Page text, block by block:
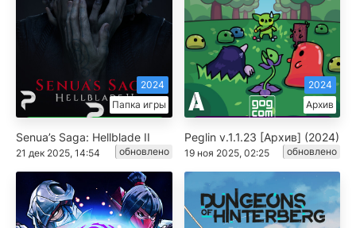
Папка игры
2024
Senua’s Saga: Hellblade II
21 дек 2025, 14:54 обновлено
Архив
2024
Peglin v.1.1.23 [Архив] (2024)
19 ноя 2025, 02:25 обновлено